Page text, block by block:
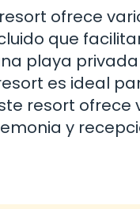
ofrece
que
playa
es ideal
resort ofrece
y